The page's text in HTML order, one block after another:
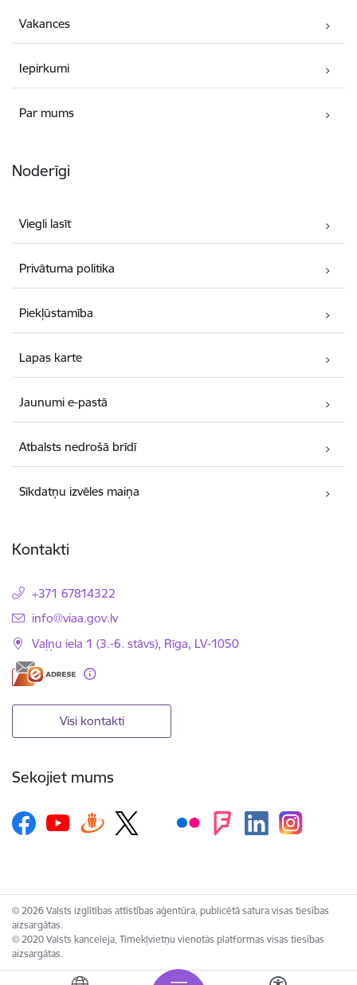
Vakances
Iepirkumi
Par mums
Noderīgi
Viegli lasīt
Privātuma politika
Piekļūstamība
Lapas karte
Jaunumi e-pastā
Atbalsts nedrošā brīdī
Sīkdatņu izvēles maiņa
Kontakti
+371 67814322
E-pasts:
info@viaa.gov.lv
Vaļņu iela 1 (3.-6. stāvs), Rīga, LV-1050
Visi kontakti
Sekojiet mums
© 2026 Valsts izglītības attīstības aģentūra, publicētā satura visas tiesības
aizsargātas.
© 2020 Valsts kanceleja, Tīmekļvietņu vienotās platformas visas tiesības
aizsargātas.